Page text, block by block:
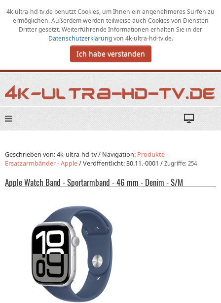
4k-ultra-hd-tv.de benutzt Cookies, umIhnen ein angenehmeres Surfen zu
ermöglichen.Außerdem werden teilweise auch Cookies von Diensten
Dritter gesetzt. Weiterführende Informationen erhalten Sie in der
Datenschutzerklärungvon 4k-ultra-hd-tv.de.
Ich habe verstanden
Geschrieben von: 4k-ultra-hd-tv / Navigation: Produkte-
Ersatzarmbänder-Apple/Veröffentlicht:30.11.-0001 / Zugriffe: 254
Apple Watch Band - Sportarmband - 46 mm - Denim - S/M